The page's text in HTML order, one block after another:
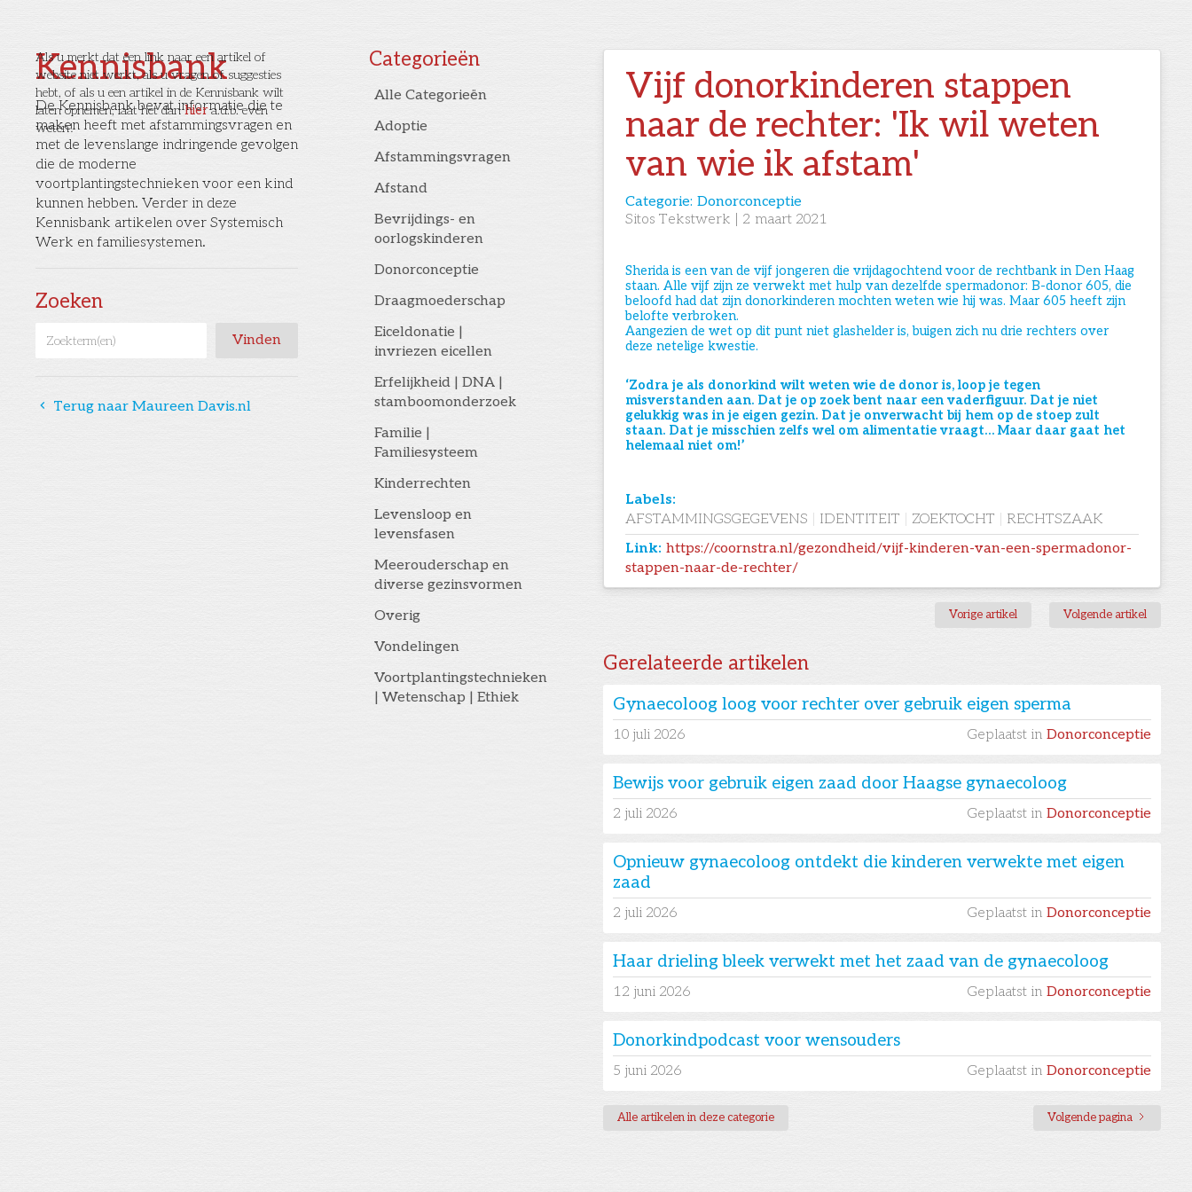
Als u merkt dat een link naar een artikel of
website niet werkt, als u vragen of suggesties
hebt, of als u een artikel in de Kennisbank wilt
laten opnemen, laat het danhiera.u.b. even
weten!
Kennisbank
De Kennisbank bevat informatie die te
maken heeft met afstammingsvragen en
met de levenslange indringende gevolgen
die de moderne
voortplantingstechnieken voor een kind
kunnen hebben. Verder in deze
Kennisbank artikelen over Systemisch
Werk en familiesystemen.
Zoeken
󰅁 Terug naar Maureen Davis.nl
Categorieën
Alle Categorieën
Adoptie
Afstammingsvragen
Afstand
Bevrijdings- en
oorlogskinderen
Donorconceptie
Draagmoederschap
Eiceldonatie |
invriezen eicellen
Erfelijkheid | DNA |
stamboomonderzoek
Familie |
Familiesysteem
Kinderrechten
Levensloop en
levensfasen
Meerouderschap en
diverse gezinsvormen
Overig
Vondelingen
Voortplantingstechnieken
| Wetenschap | Ethiek
Vijf donorkinderen stappen
naar de rechter: 'Ik wil weten
van wie ik afstam'
Categorie: Donorconceptie
Sitos Tekstwerk
2 maart 2021
Sherida is een van de vijf jongeren die vrijdagochtend voor de rechtbank in Den Haag
staan. Alle vijf zijn ze verwekt met hulp van dezelfde spermadonor: B-donor 605, die
beloofd had dat zijn donorkinderen mochten weten wie hij was. Maar 605 heeft zijn
belofte verbroken.
Aangezien de wet op dit punt niet glashelder is, buigen zich nu drie rechters over
deze netelige kwestie.
‘Zodra je als donorkind wilt weten wie de donor is, loop je tegen
misverstanden aan. Dat je op zoek bent naar een vaderfiguur. Dat je niet
gelukkig was in je eigen gezin. Dat je onverwacht bij hem op de stoep zult
staan. Dat je misschien zelfs wel om alimentatie vraagt… Maar daar gaat het
helemaal niet om!’
Labels:
AFSTAMMINGSGEGEVENS
IDENTITEIT ZOEKTOCHT
RECHTSZAAK
Link: https://coornstra.nl/gezondheid/vijf-kinderen-van-een-spermadonor-
stappen-naar-de-rechter/
Vorige artikel Volgende artikel
Gerelateerde artikelen
Gynaecoloog loog voor rechter over gebruik eigen sperma
10 juli 2026 Geplaatst in Donorconceptie
Bewijs voor gebruik eigen zaad door Haagse gynaecoloog
2 juli 2026 Geplaatst in Donorconceptie
Opnieuw gynaecoloog ontdekt die kinderen verwekte met eigen
zaad
2 juli 2026 Geplaatst in Donorconceptie
Haar drieling bleek verwekt met het zaad van de gynaecoloog
12 juni 2026 Geplaatst in Donorconceptie
Donorkindpodcast voor wensouders
5 juni 2026 Geplaatst in Donorconceptie
Alle artikelen in deze categorie Volgende pagina